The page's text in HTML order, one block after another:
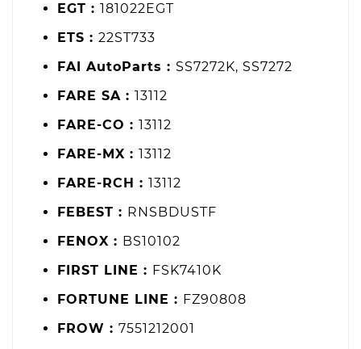
EGT : 181022EGT
ETS : 22ST733
FAI AutoParts : SS7272K, SS7272
FARE SA : 13112
FARE-CO : 13112
FARE-MX : 13112
FARE-RCH : 13112
FEBEST : RNSBDUSTF
FENOX : BS10102
FIRST LINE : FSK7410K
FORTUNE LINE : FZ90808
FROW : 7551212001